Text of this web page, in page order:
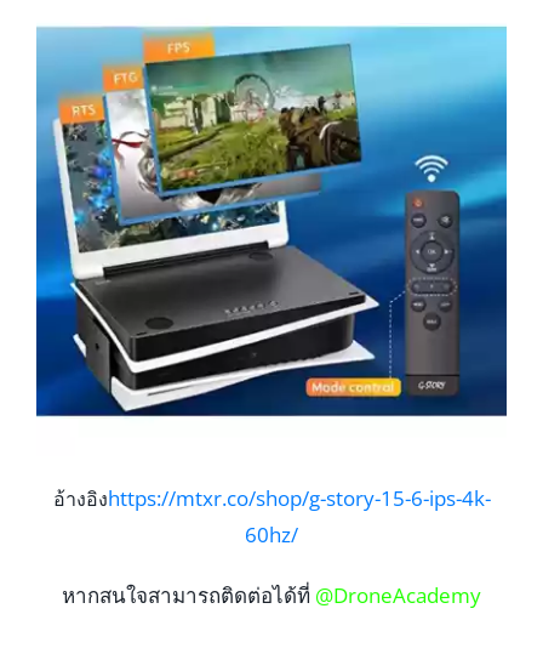
อ้างอิงhttps://mtxr.co/shop/g-story-15-6-ips-4k-
60hz/
หากสนใจสามารถติดต่อได้ที่ @DroneAcademy